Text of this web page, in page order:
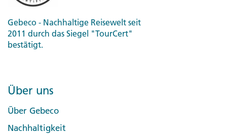
Gebeco - Nachhaltige Reisewelt seit
2011 durch das Siegel "TourCert"
bestätigt.
Über uns
Über Gebeco
Nachhaltigkeit